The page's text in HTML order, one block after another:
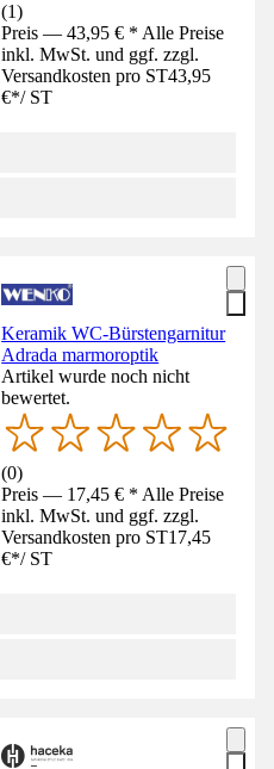
(1)
Preis — 43,95 € * Alle Preise
inkl. MwSt. und ggf. zzgl.
Versandkosten pro ST43,95
€*/ ST
Keramik WC-Bürstengarnitur
Adrada marmoroptik
Artikel wurde noch nicht
bewertet.
(0)
Preis — 17,45 € * Alle Preise
inkl. MwSt. und ggf. zzgl.
Versandkosten pro ST17,45
€*/ ST